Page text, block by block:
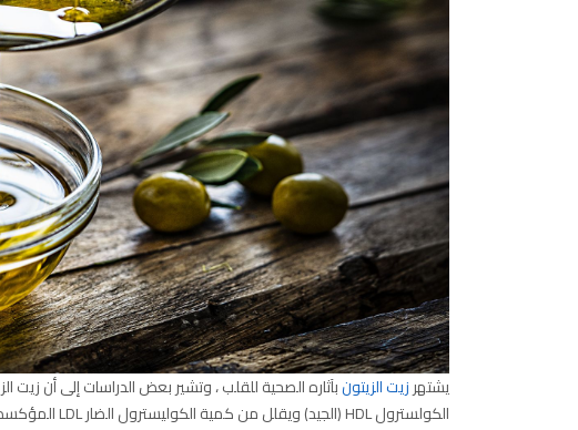
يشتهرزيت الزيتونبآثاره الصحية للقلب ، وتشير بعض الدراسات إلى أن
الكولسترول HDL (الجيد) ويقلل من كمية الكوليسترول الضار LDL المؤكسد المنتشر في مجرى الدم.